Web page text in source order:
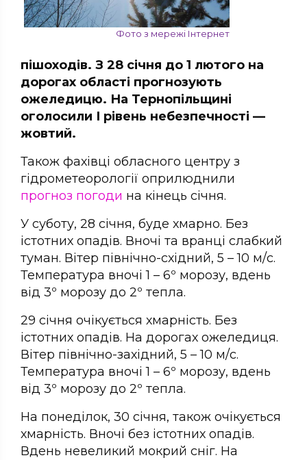
Фото з мережі Інтернет
пішоходів. З 28 січня до 1 лютого на
дорогах області прогнозують
ожеледицю. На Тернопільщині
оголосили І рівень небезпечності —
жовтий.
Також фахівці обласного центру з
гідрометеорології оприлюднили
прогноз погоди на кінець січня.
У суботу, 28 січня, буде хмарно. Без
істотних опадів. Вночі та вранці слабкий
туман. Вітер північно-східний, 5 – 10 м/с.
Температура вночі 1 – 6º морозу, вдень
від 3º морозу до 2º тепла.
29 січня очікується хмарність. Без
істотних опадів. На дорогах ожеледиця.
Вітер північно-західний, 5 – 10 м/с.
Температура вночі 1 – 6º морозу, вдень
від 3º морозу до 2º тепла.
На понеділок, 30 січня, також очікується
хмарність. Вночі без істотних опадів.
Вдень невеликий мокрий сніг. На